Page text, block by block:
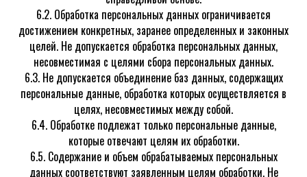
6.2. Обработка персональных данных ограничивается
достижением конкретных, заранее определенных и законных
целей. Не допускается обработка персональных данных,
несовместимая с целями сбора персональных данных.
6.3. Не допускается объединение баз данных, содержащих
персональные данные, обработка которых осуществляется в
целях, несовместимых между собой.
6.4. Обработке подлежат только персональные данные,
которые отвечают целям их обработки.
6.5. Содержание и объем обрабатываемых персональных
данных соответствуют заявленным целям обработки. Не